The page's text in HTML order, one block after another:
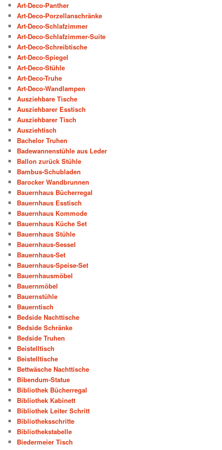
Art-Deco-Panther
Art-Deco-Porzellanschränke
Art-Deco-Schlafzimmer
Art-Deco-Schlafzimmer-Suite
Art-Deco-Schreibtische
Art-Deco-Spiegel
Art-Deco-Stühle
Art-Deco-Truhe
Art-Deco-Wandlampen
Ausziehbare Tische
Ausziehbarer Esstisch
Ausziehbarer Tisch
Ausziehtisch
Bachelor Truhen
Badewannenstühle aus Leder
Ballon zurück Stühle
Bambus-Schubladen
Barocker Wandbrunnen
Bauernhaus Bücherregal
Bauernhaus Esstisch
Bauernhaus Kommode
Bauernhaus Küche Set
Bauernhaus Stühle
Bauernhaus-Sessel
Bauernhaus-Set
Bauernhaus-Speise-Set
Bauernhausmöbel
Bauernmöbel
Bauernstühle
Bauerntisch
Bedside Nachttische
Bedside Schränke
Bedside Truhen
Beistelltisch
Beistelltische
Bettwäsche Nachttische
Bibendum-Statue
Bibliothek Bücherregal
Bibliothek Kabinett
Bibliothek Leiter Schritt
Bibliotheksschritte
Bibliothekstabelle
Biedermeier Tisch